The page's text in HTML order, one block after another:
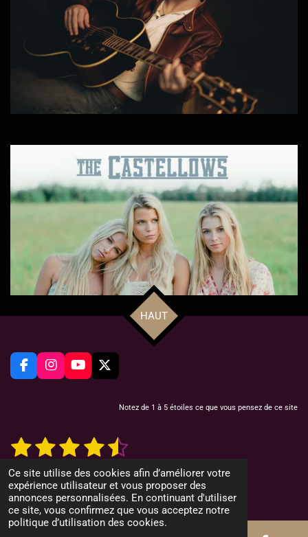
Ce site utilise des cookies afin d’améliorer votre
expérience utilisateur et vous proposer des
annonces personnalisées. En continuant d'utiliser
ce site, vous confirmez que vous acceptez notre
politique d’utilisation des cookies.
HAUT
F
a
o
k
I
n
r
a
m
Y
o
e
X
Notez de 1 à 5 étoiles ce que vous pensez de ce site
É
l
u
a
t
i
1
é
t
o
2
é
t
o
3
é
t
o
4
é
t
o
5
é
t
o
y
e
'
é
12 votes
© 2022 CountryMusicMag.net